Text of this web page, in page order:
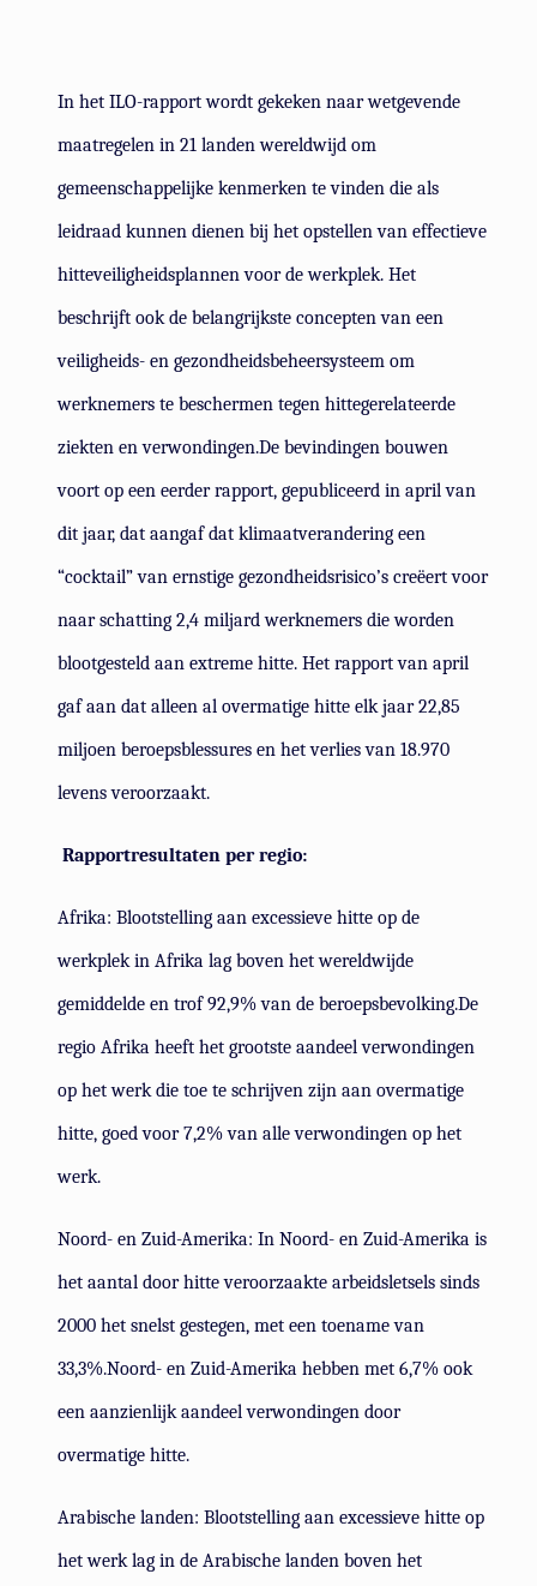
In het ILO-rapport wordt gekeken naar wetgevende
maatregelen in 21 landen wereldwijd om
gemeenschappelijke kenmerken te vinden die als
leidraad kunnen dienen bij het opstellen van effectieve
hitteveiligheidsplannen voor de werkplek. Het
beschrijft ook de belangrijkste concepten van een
veiligheids- en gezondheidsbeheersysteem om
werknemers te beschermen tegen hittegerelateerde
ziekten en verwondingen.De bevindingen bouwen
voort op een eerder rapport, gepubliceerd in april van
dit jaar, dat aangaf dat klimaatverandering een
“cocktail” van ernstige gezondheidsrisico’s creëert voor
naar schatting 2,4 miljard werknemers die worden
blootgesteld aan extreme hitte. Het rapport van april
gaf aan dat alleen al overmatige hitte elk jaar 22,85
miljoen beroepsblessures en het verlies van 18.970
levens veroorzaakt.
Rapportresultaten per regio:
Afrika: Blootstelling aan excessieve hitte op de
werkplek in Afrika lag boven het wereldwijde
gemiddelde en trof 92,9% van de beroepsbevolking.De
regio Afrika heeft het grootste aandeel verwondingen
op het werk die toe te schrijven zijn aan overmatige
hitte, goed voor 7,2% van alle verwondingen op het
werk.
Noord- en Zuid-Amerika: In Noord- en Zuid-Amerika is
het aantal door hitte veroorzaakte arbeidsletsels sinds
2000 het snelst gestegen, met een toename van
33,3%.Noord- en Zuid-Amerika hebben met 6,7% ook
een aanzienlijk aandeel verwondingen door
overmatige hitte.
Arabische landen: Blootstelling aan excessieve hitte op
het werk lag in de Arabische landen boven het